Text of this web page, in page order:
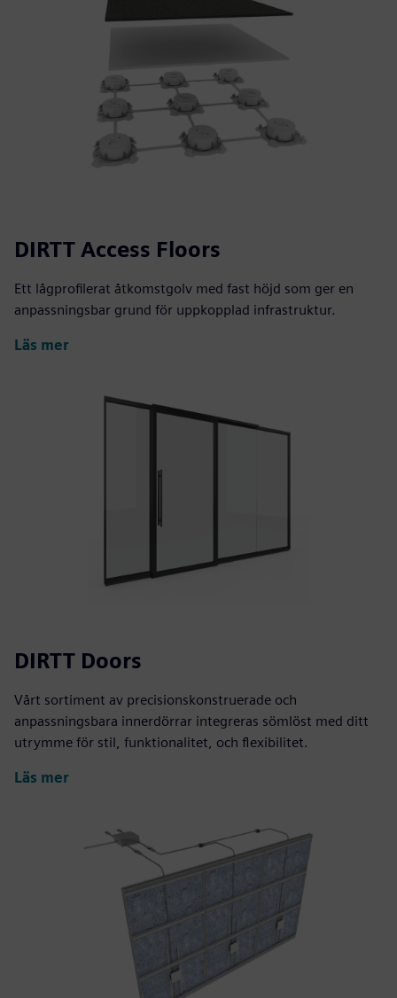
DIRTT Access Floors
Ett lågprofilerat åtkomstgolv med fast höjd som ger en
anpassningsbar grund för uppkopplad infrastruktur.
Läs mer
DIRTT Doors
Vårt sortiment av precisionskonstruerade och
anpassningsbara innerdörrar integreras sömlöst med ditt
utrymme för stil, funktionalitet, och flexibilitet.
Läs mer